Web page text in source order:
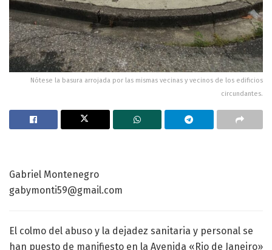
Nótese la basura arrojada por las mismas vecinas y vecinos de los edificios
circundantes.
Gabriel Montenegro
gabymonti59@gmail.com
El colmo del abuso y la dejadez sanitaria y personal se
han puesto de manifiesto en la Avenida «Rio de Janeiro»